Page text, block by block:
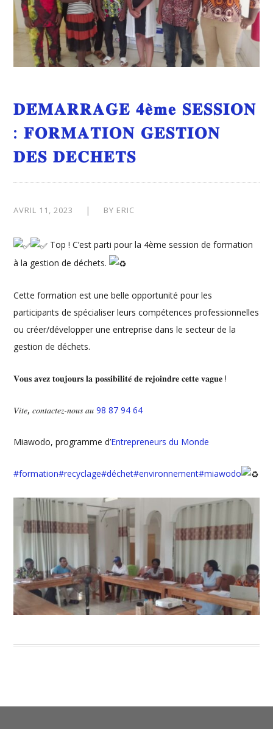
𝐃𝐄́𝐌𝐀𝐑𝐑𝐀𝐆𝐄 𝟒𝐞̀𝐦𝐞 𝐒𝐄𝐒𝐒𝐈𝐎𝐍
: 𝐅𝐎𝐑𝐌𝐀𝐓𝐈𝐎𝐍 𝐆𝐄𝐒𝐓𝐈𝐎𝐍
𝐃𝐄𝐒 𝐃𝐄𝐂𝐇𝐄𝐓𝐒
AVRIL 11, 2023 BY ERIC
Top ! C’est parti pour la 4ème session de formation
à la gestion de déchets.
Cette formation est une belle opportunité pour les
participants de spécialiser leurs compétences professionnelles
ou créer/développer une entreprise dans le secteur de la
gestion de déchets.
𝐕𝐨𝐮𝐬 𝐚𝐯𝐞𝐳 𝐭𝐨𝐮𝐣𝐨𝐮𝐫𝐬 𝐥𝐚 𝐩𝐨𝐬𝐬𝐢𝐛𝐢𝐥𝐢𝐭𝐞́ 𝐝𝐞 𝐫𝐞𝐣𝐨𝐢𝐧𝐝𝐫𝐞 𝐜𝐞𝐭𝐭𝐞 𝐯𝐚𝐠𝐮𝐞 !
𝑉𝑖𝑡𝑒, 𝑐𝑜𝑛𝑡𝑎𝑐𝑡𝑒𝑧-𝑛𝑜𝑢𝑠 𝑎𝑢98 87 94 64
Miawodo, programme d’Entrepreneurs du Monde
#formation#recyclage#déchet#environnement#miawodo